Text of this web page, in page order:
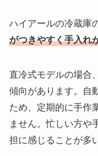
ハイアールの冷蔵庫
がつきやすく手入れ
直冷式モデルの場合
傾向があります。自
ため、定期的に手作
ません。忙しい方や
担に感じることが多